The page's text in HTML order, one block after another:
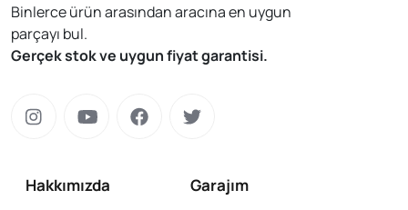
Binlerce ürün arasından aracına en uygun
parçayı bul.
Gerçek stok ve uygun fiyat garantisi.
Hakkımızda
Garajım